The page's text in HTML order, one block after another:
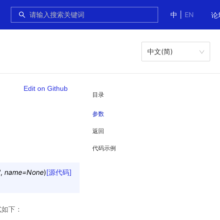
中
EN 论
中文(简)
目录
参数
返回
代码示例
Edit on Github
, name=None)[源代码]
下：